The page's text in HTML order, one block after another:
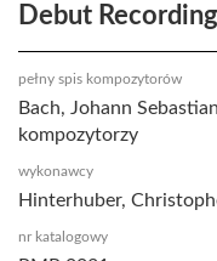
Debut Recording
pełny spis kompozytorów
Bach, Johann
kompozytorzy
wykonawcy
Hinterhuber,
nr katalogowy